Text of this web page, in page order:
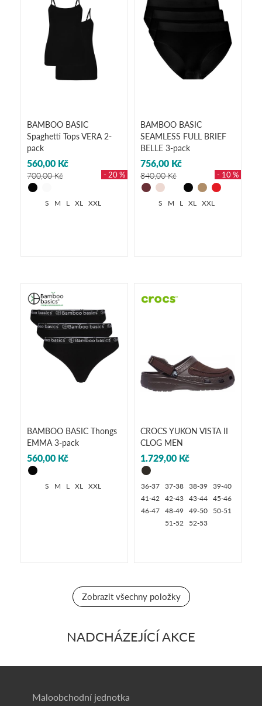
BAMBOO BASIC
Spaghetti Tops VERA 2-
pack
560,00 Kč
700,00 Kč - 20 %
S M L XL XXL
BAMBOO BASIC
SEAMLESS FULL BRIEF
BELLE 3-pack
756,00 Kč
840,00 Kč - 10 %
S M L XL XXL
BAMBOO BASIC Thongs
EMMA 3-pack
560,00 Kč
S M L XL XXL
CROCS YUKON VISTA II
CLOG MEN
1.729,00 Kč
36-37 37-38 38-39 39-40
41-42 42-43 43-44 45-46
46-47 48-49 49-50
50-51
51-52
52-53
Zobrazit všechny položky
NADCHÁZEJÍCÍ AKCE
Maloobchodní jednotka